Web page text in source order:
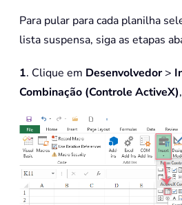
Para pular para cada planilha
lista suspensa, siga as etapas
1. Clique em Desenvolvedor>
Combinação (Controle ActiveX)